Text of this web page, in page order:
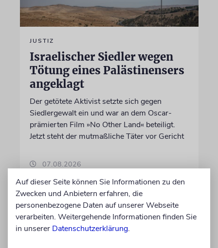
JUSTIZ
Israelischer Siedler wegen
Tötung eines Palästinensers
angeklagt
Der getötete Aktivist setzte sich gegen
Siedlergewalt ein und war an dem Oscar-
prämierten Film »No Other Land« beteiligt.
Jetzt steht der mutmaßliche Täter vor Gericht
07.08.2026
Auf dieser Seite können Sie Informationen zu den
Zwecken und Anbietern erfahren, die
personenbezogene Daten auf unserer Webseite
verarbeiten. Weitergehende Informationen finden Sie
in unserer Datenschutzerklärung.